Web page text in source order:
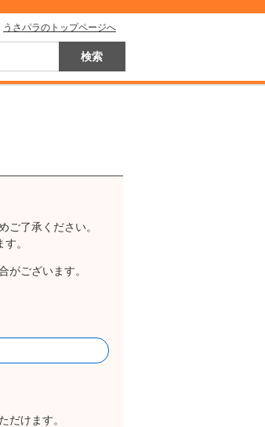
ご了承ください。
。
がございます。
だけます。
うさパラのトップページへ